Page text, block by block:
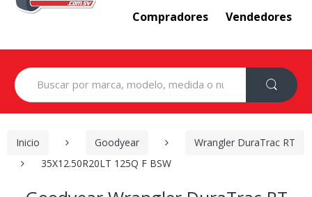
Compradores Vendedores
Search
for:
Inicio Goodyear
Wrangler DuraTrac RT
35X12.50R20LT 125Q F BSW